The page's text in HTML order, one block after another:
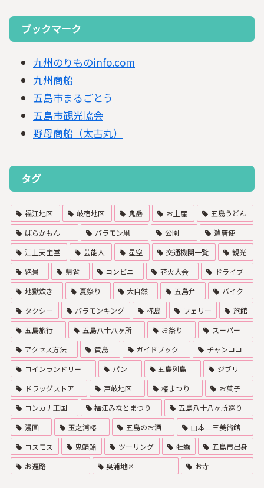
ブックマーク
九州のりものinfo.com
九州商船
五島市まるごとう
五島市観光協会
野母商船（太古丸）
タグ
福江地区 岐宿地区 鬼岳 お土産
五島うどん
ばらかもん
バラモン凧 公園
遣唐使
江上天主堂
芸能人 星空 交通機関一覧
観光
絶景
帰省 コンビニ 花火大会
ドライブ
地獄炊き
夏祭り 大自然 五島弁
バイク
タクシー
バラモンキング 椛島 フェリー
旅館
五島旅行
五島八十八ヶ所 お祭り
スーパー
アクセス方法
黄島 ガイドブック
チャンココ
コインランドリー
パン 五島列島
ジブリ
ドラッグストア
戸岐地区 椿まつり
お菓子
コンカナ王国
福江みなとまつり
五島八十八ヶ所巡り
漫画
玉之浦椿 五島のお酒
山本二三美術館
コスモス
鬼鯖鮨 ツーリング 牡蠣
五島市出身
お遍路
奥浦地区 お寺